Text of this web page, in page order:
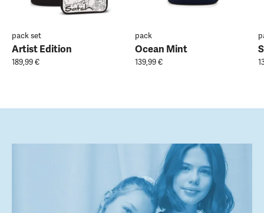
pack set
Artist Edition
189,99 €
pack
Ocean Mint
139,99 €